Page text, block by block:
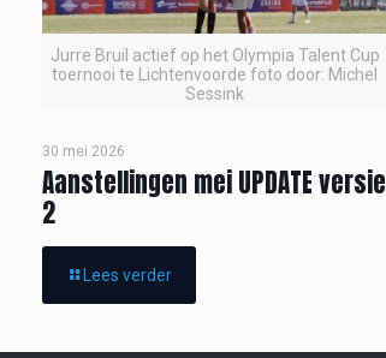
Jurre Bruil actief op het Olympia Talent Cup
toernooi te Lichtenvoorde foto door: Michel
Sessink
30 mei 2026
Aanstellingen mei UPDATE versie
2
Lees verder